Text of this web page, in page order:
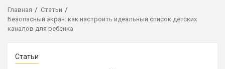
Главная
Статьи
Безопасный экран: как настроить идеальный список детских
каналов для ребенка
Статьи